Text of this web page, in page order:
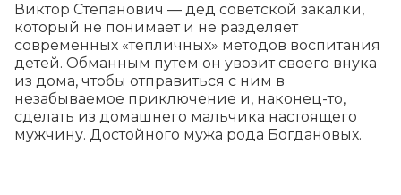
Виктор Степанович — дед советской закалки,
который не понимает и не разделяет
современных «тепличных» методов воспитания
детей. Обманным путем он увозит своего внука
из дома, чтобы отправиться с ним в
незабываемое приключение и, наконец-то,
сделать из домашнего мальчика настоящего
мужчину. Достойного мужа рода Богдановых.